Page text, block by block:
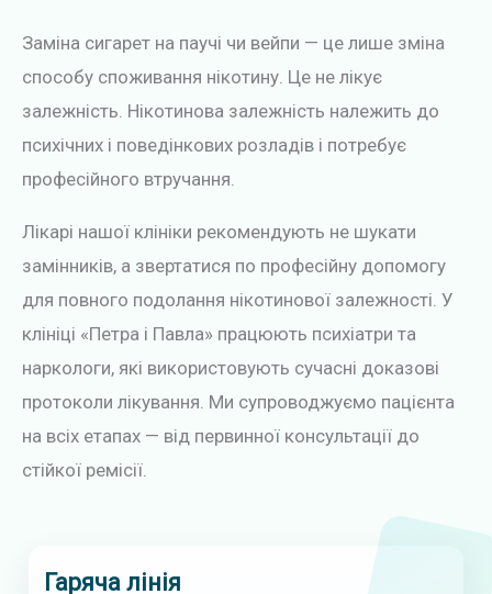
Заміна сигарет на паучі чи вейпи — це лише зміна
способу споживання нікотину. Це не лікує
залежність. Нікотинова залежність належить до
психічних і поведінкових розладів і потребує
професійного втручання.
Лікарі нашої клініки рекомендують не шукати
замінників, а звертатися по професійну допомогу
для повного подолання нікотинової залежності. У
клініці «Петра і Павла» працюють психіатри та
наркологи, які використовують сучасні доказові
протоколи лікування. Ми супроводжуємо пацієнта
на всіх етапах — від первинної консультації до
стійкої ремісії.
Гаряча лінія